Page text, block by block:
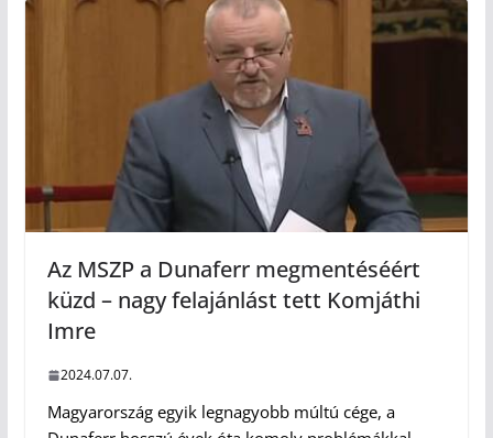
Az MSZP a Dunaferr megmentéséért
küzd – nagy felajánlást tett Komjáthi
Imre
2024.07.07.
Magyarország egyik legnagyobb múltú cége, a